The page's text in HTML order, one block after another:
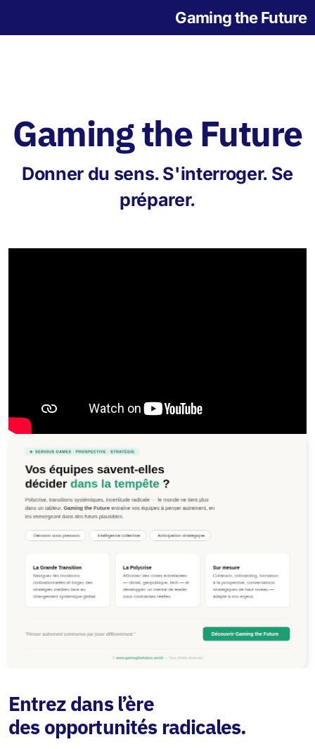
Gaming the Future
Gaming the Future
Donner du sens. S'interroger. Se
préparer.
Entrez dans l’ère
des opportunités radicales.
L'origine des jeux